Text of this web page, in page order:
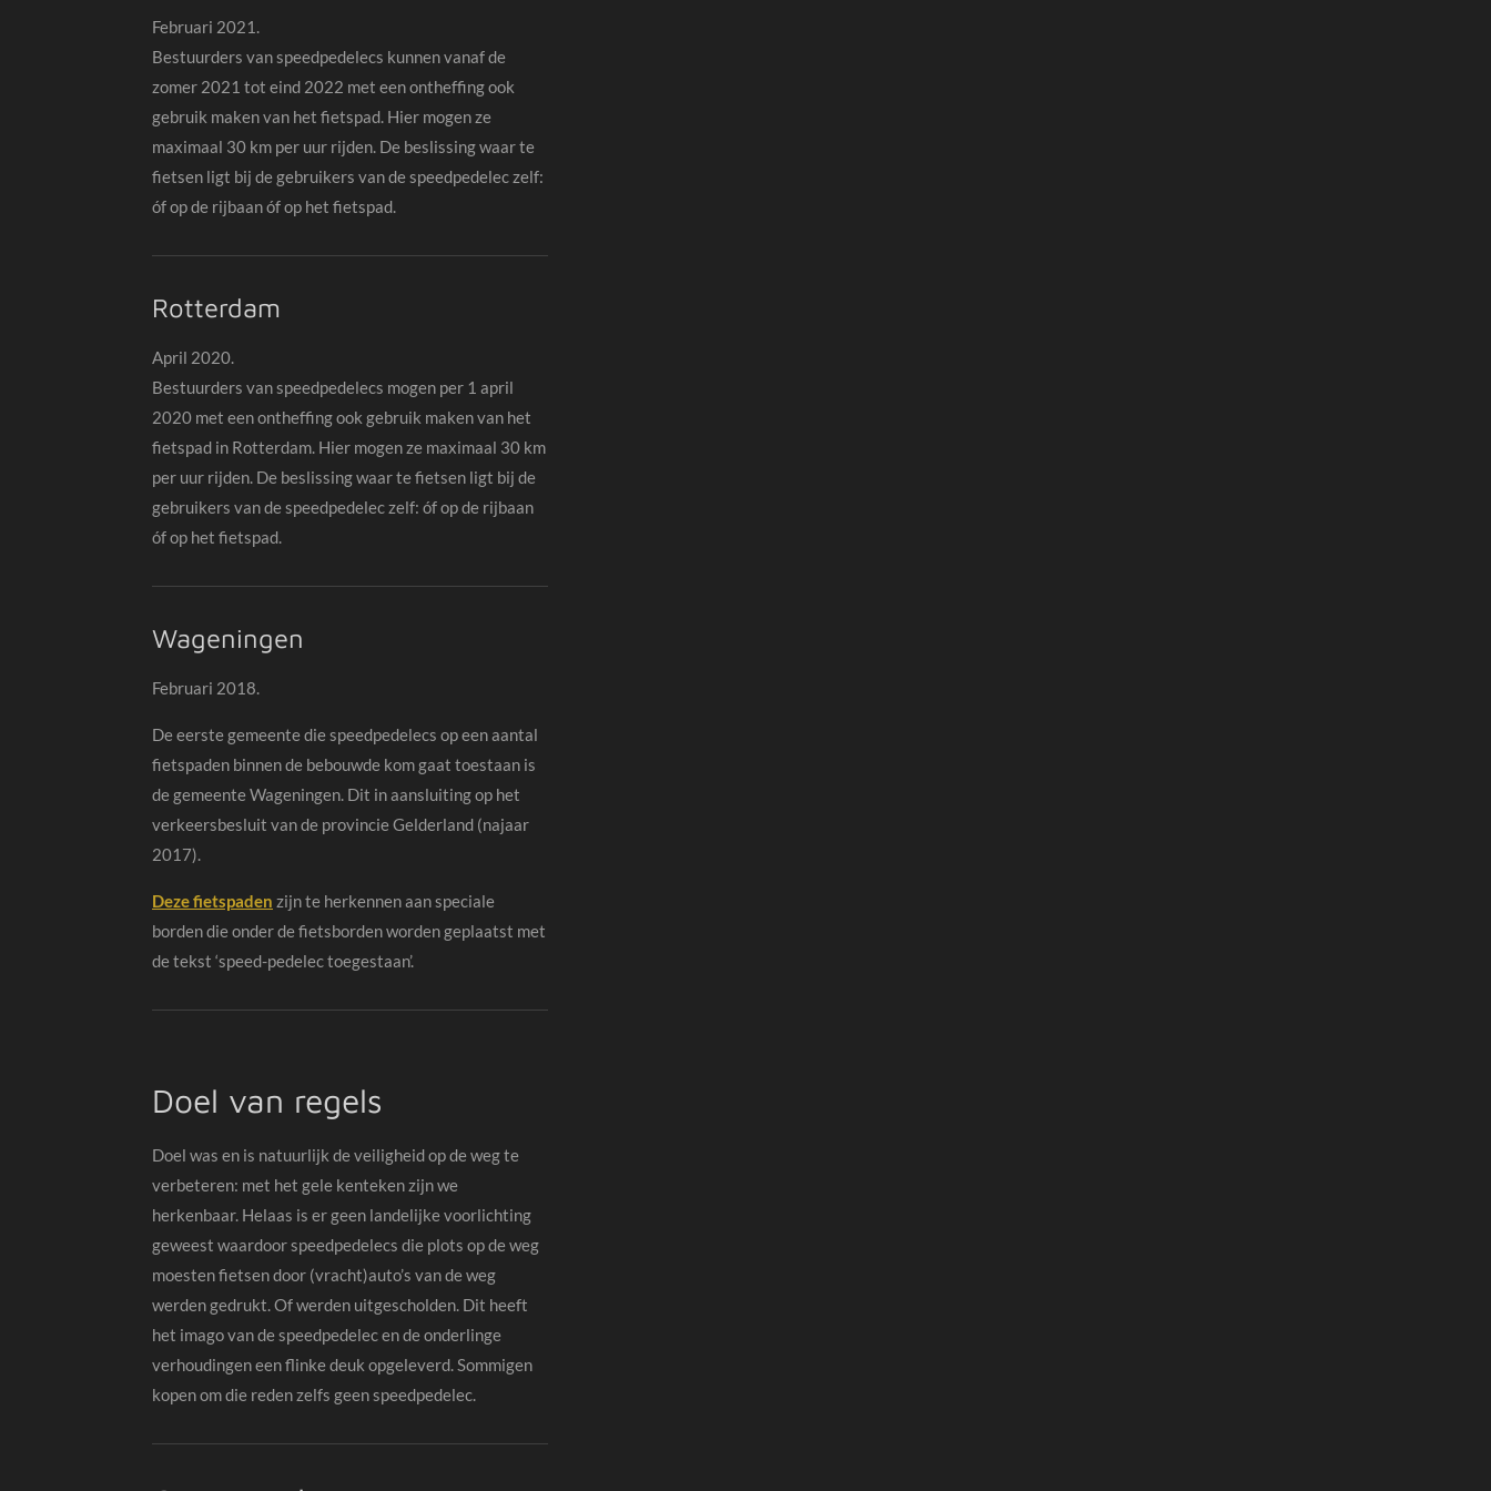
Februari 2021.
Bestuurders van speedpedelecs kunnen vanaf de
zomer 2021 tot eind 2022 met een ontheffing ook
gebruik maken van het fietspad. Hier mogen ze
maximaal 30 km per uur rijden. De beslissing waar te
fietsen ligt bij de gebruikers van de speedpedelec zelf:
óf op de rijbaan óf op het fietspad.
Rotterdam
April 2020.
Bestuurders van speedpedelecs mogen per 1 april
2020 met een ontheffing ook gebruik maken van het
fietspad in Rotterdam. Hier mogen ze maximaal 30 km
per uur rijden. De beslissing waar te fietsen ligt bij de
gebruikers van de speedpedelec zelf: óf op de rijbaan
óf op het fietspad.
Wageningen
Februari 2018.
De eerste gemeente die speedpedelecs op een aantal
fietspaden binnen de bebouwde kom gaat toestaan is
de gemeente Wageningen. Dit in aansluiting op het
verkeersbesluit van de provincie Gelderland (najaar
2017).
Deze fietspaden zijn te herkennen aan speciale
borden die onder de fietsborden worden geplaatst met
de tekst ‘speed-pedelec toegestaan’.
Doel van regels
Doel was en is natuurlijk de veiligheid op de weg te
verbeteren: met het gele kenteken zijn we
herkenbaar. Helaas is er geen landelijke voorlichting
geweest waardoor speedpedelecs die plots op de weg
moesten fietsen door (vracht)auto’s van de weg
werden gedrukt. Of werden uitgescholden. Dit heeft
het imago van de speedpedelec en de onderlinge
verhoudingen een flinke deuk opgeleverd. Sommigen
kopen om die reden zelfs geen speedpedelec.